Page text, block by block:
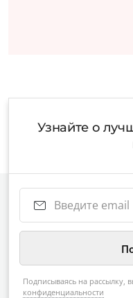
Узнайте о
Подписываясь на рассылку,
конфиденциальности